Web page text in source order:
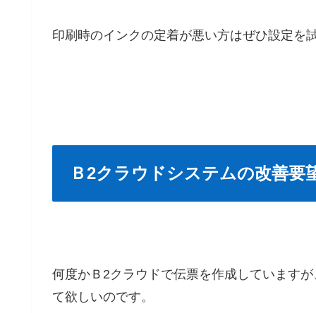
印刷時のインクの定着が悪い方はぜひ設定を
Ｂ2クラウドシステムの改善要
何度かＢ2クラウドで伝票を作成しています
て欲しいのです。